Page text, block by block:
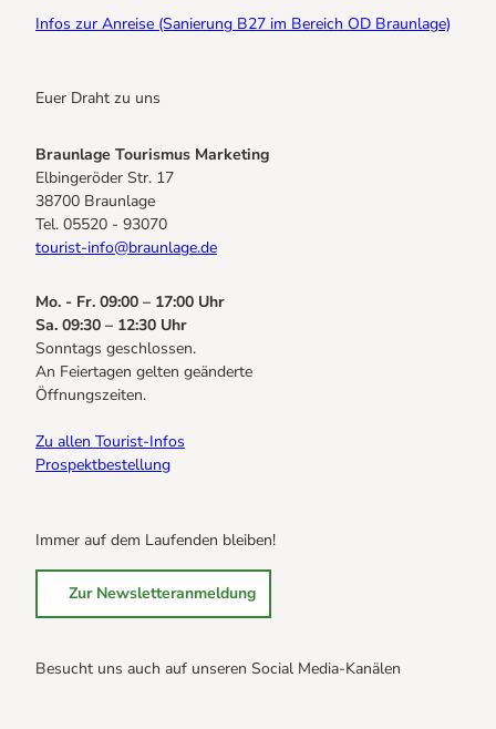
Infos zur Anreise (Sanierung B27 im Bereich OD Braunlage)
Euer Draht zu uns
Braunlage Tourismus Marketing
Elbingeröder Str. 17
38700 Braunlage
Tel. 05520 - 93070
tourist-info@braunlage.de
Mo. - Fr. 09:00 – 17:00 Uhr
Sa. 09:30 – 12:30 Uhr
Sonntags geschlossen.
An Feiertagen gelten geänderte
Öffnungszeiten.
Zu allen Tourist-Infos
Prospektbestellung
Immer auf dem Laufenden bleiben!
Zur Newsletteranmeldung
Besucht uns auch auf unseren Social Media-Kanälen